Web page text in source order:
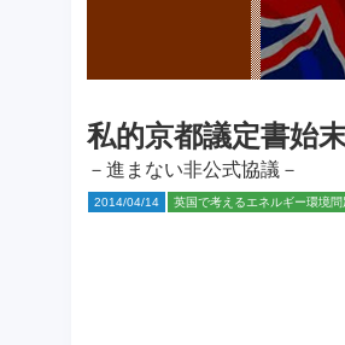
私的京都議定書始
－進まない非公式協議－
2014/04/14 英国で考えるエネルギー環境問